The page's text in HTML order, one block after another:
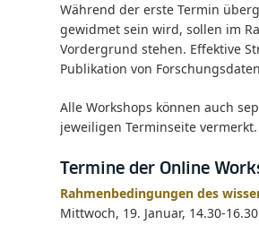
Während der erste Termin
gewidmet sein wird, sollen im
Vordergrund stehen. Effektive
Publikation von
Alle Workshops können auch
jeweiligen Terminseite
Termine der Online
Rahmenbedingungen des
Mittwoch, 19. Januar, 14.30-